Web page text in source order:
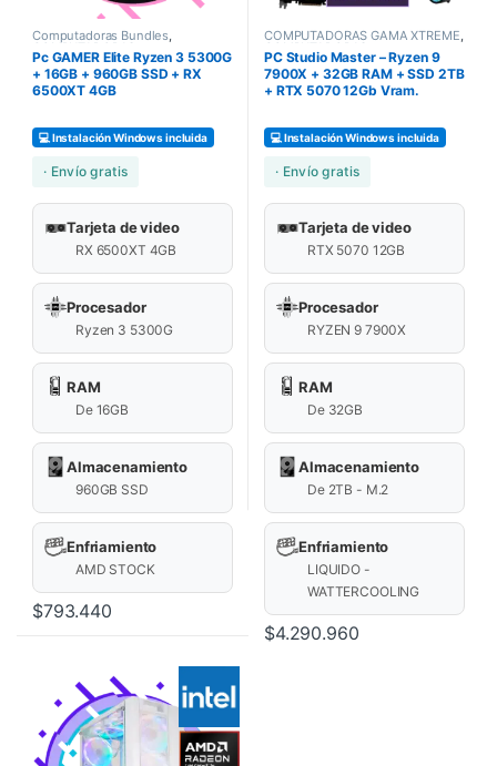
Computadoras Bundles,
COMPUTADORAS
COMPUTADORAS GAMERS
Pc GAMER Elite Ryzen 3 5300G
+ 16GB + 960GB SSD + RX
6500XT 4GB
💻 Instalación Windows incluida
· Envío gratis
Tarjeta de video
RX 6500XT 4GB
Procesador
Ryzen 3 5300G
RAM
De 16GB
Almacenamiento
960GB SSD
Enfriamiento
AMD STOCK
$793.440
COMPUTADORAS GAMA XTREME,
COMPUTADORAS
COMPUTADORAS GAMA ULTRA
COMPUTADORAS GAMERS,
Design Work,PCs STUDIO
PC Studio Master – Ryzen 9
7900X + 32GB RAM + SSD 2TB
+ RTX 5070 12Gb Vram.
💻 Instalación Windows incluida
· Envío gratis
Tarjeta de video
RTX 5070 12GB
Procesador
RYZEN 9 7900X
RAM
De 32GB
Almacenamiento
De 2TB - M.2
Enfriamiento
LIQUIDO -
WATTERCOOLING
$4.290.960